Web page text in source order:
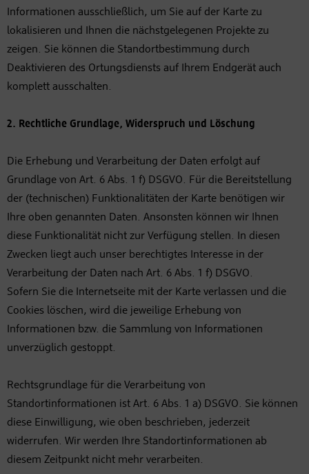
Informationen ausschließlich, um Sie auf der Karte zu
lokalisieren und Ihnen die nächstgelegenen Projekte zu
zeigen. Sie können die Standortbestimmung durch
Deaktivieren des Ortungsdiensts auf Ihrem Endgerät auch
komplett ausschalten.
2. Rechtliche Grundlage, Widerspruch und Löschung
Die Erhebung und Verarbeitung der Daten erfolgt auf
Grundlage von Art. 6 Abs. 1 f) DSGVO. Für die Bereitstellung
der (technischen) Funktionalitäten der Karte benötigen wir
Ihre oben genannten Daten. Ansonsten können wir Ihnen
diese Funktionalität nicht zur Verfügung stellen. In diesen
Zwecken liegt auch unser berechtigtes Interesse in der
Verarbeitung der Daten nach Art. 6 Abs. 1 f) DSGVO.
Sofern Sie die Internetseite mit der Karte verlassen und die
Cookies löschen, wird die jeweilige Erhebung von
Informationen bzw. die Sammlung von Informationen
unverzüglich gestoppt.
Rechtsgrundlage für die Verarbeitung von
Standortinformationen ist Art. 6 Abs. 1 a) DSGVO. Sie können
diese Einwilligung, wie oben beschrieben, jederzeit
widerrufen. Wir werden Ihre Standortinformationen ab
diesem Zeitpunkt nicht mehr verarbeiten.